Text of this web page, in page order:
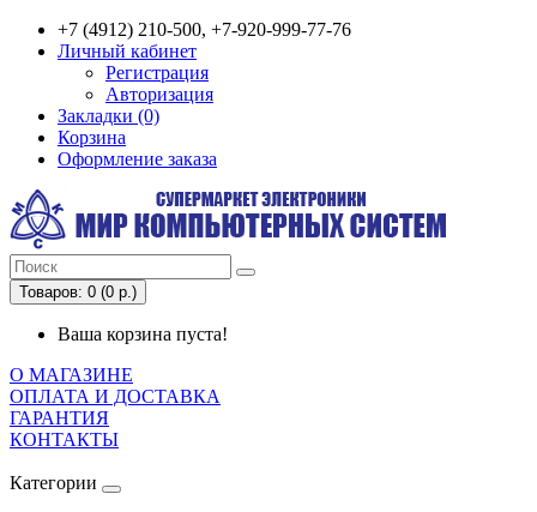
+7 (4912) 210-500, +7-920-999-77-76
Личный кабинет
Регистрация
Авторизация
Закладки (0)
Корзина
Оформление заказа
Товаров: 0 (0 р.)
Ваша корзина пуста!
О МАГАЗИНЕ
ОПЛАТА И ДОСТАВКА
ГАРАНТИЯ
КОНТАКТЫ
Категории